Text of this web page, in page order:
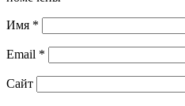
Имя *
Email *
Сайт